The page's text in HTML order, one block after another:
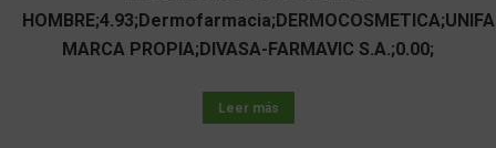
MARCA PROPIA;DIVASA-FARMAVIC S.A.;0.00;
Leer más